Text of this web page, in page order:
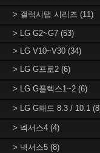
> 갤럭시탭 시리즈 (11)
> LG G2~G7 (53)
> LG V10~V30 (34)
> LG G프로2 (6)
> LG G플렉스1~2 (6)
> LG G패드 8.3 / 10.1
> 넥서스4 (4)
> 넥서스5 (8)